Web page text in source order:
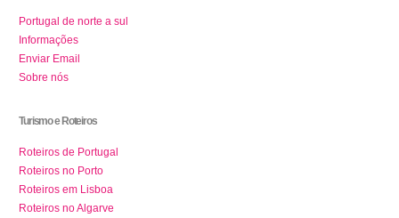
Portugal de norte a sul
Informações
Enviar Email
Sobre nós
Turismo e Roteiros
Roteiros de Portugal
Roteiros no Porto
Roteiros em Lisboa
Roteiros no Algarve